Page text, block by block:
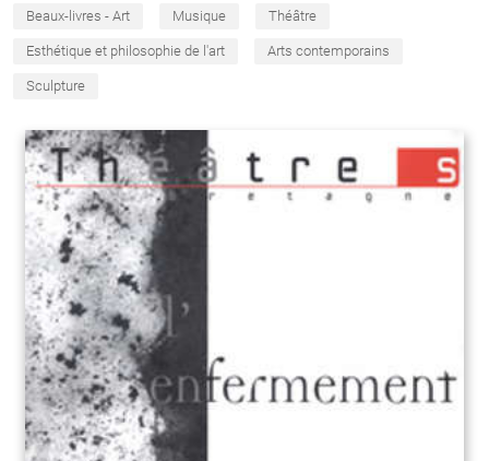
Beaux-livres - Art Musique Théâtre
Esthétique et philosophie de l'art Arts contemporains
Sculpture